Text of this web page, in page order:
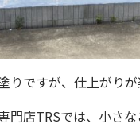
りですが、仕上がりが
門店TRSでは、小さ